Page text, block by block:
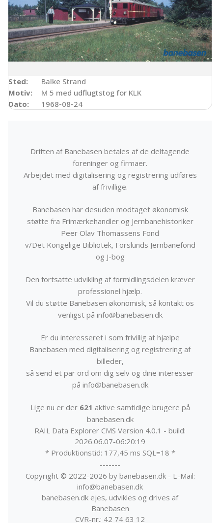
Sted:
Balke Strand
Motiv:
M 5 med udflugtstog for KLK
Dato:
1968-08-24
Driften af Banebasen betales af de deltagende
foreninger og firmaer.
Arbejdet med digitalisering og registrering udføres
af frivillige.
Banebasen har desuden modtaget økonomisk
støtte fra Frimærkehandler og Jernbanehistoriker
Peer Olav Thomassens Fond
v/Det Kongelige Bibliotek, Forslunds Jernbanefond
og J-bog
Den fortsatte udvikling af formidlingsdelen kræver
professionel hjælp.
Vil du støtte Banebasen økonomisk, så kontakt os
venligst på info@banebasen.dk
Er du interesseret i som frivillig at hjælpe
Banebasen med digitalisering og registrering af
billeder,
så send et par ord om dig selv og dine interesser
på info@banebasen.dk
Lige nu er der 621 aktive samtidige brugere på
banebasen.dk
RAIL Data Explorer CMS Version 4.0.1 - build:
2026.06.07-06:20:19
* Produktionstid: 177,45 ms SQL=18 *
-------
Copyright © 2022-2026 by banebasen.dk - E-Mail:
info@banebasen.dk
banebasen.dk ejes, udvikles og drives af
Banebasen
CVR-nr.: 42 74 63 12